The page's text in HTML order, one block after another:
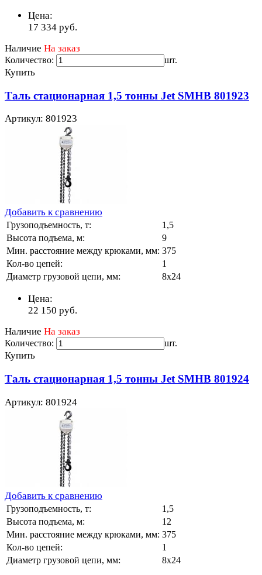
Цена:
17 334 руб.
Наличие На заказ
Количество: шт.
Купить
Таль стационарная 1,5 тонны Jet SMHB 801923
Артикул: 801923
Добавить к сравнению
Грузоподъемность, т:
1,5
Высота подъема, м:
9
Мин. расстояние между крюками, мм: 375
Кол-во цепей:
1
Диаметр грузовой цепи, мм:
8х24
Цена:
22 150 руб.
Наличие На заказ
Количество: шт.
Купить
Таль стационарная 1,5 тонны Jet SMHB 801924
Артикул: 801924
Добавить к сравнению
Грузоподъемность, т:
1,5
Высота подъема, м:
12
Мин. расстояние между крюками, мм: 375
Кол-во цепей:
1
Диаметр грузовой цепи, мм:
8х24